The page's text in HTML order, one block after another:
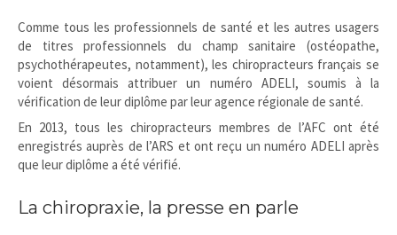
Comme tous les professionnels de santé et les autres usagers
de titres professionnels du champ sanitaire (ostéopathe,
psychothérapeutes, notamment), les chiropracteurs français se
voient désormais attribuer un numéro ADELI, soumis à la
vérification de leur diplôme par leur agence régionale de santé.
En 2013, tous les chiropracteurs membres de l’AFC ont été
enregistrés auprès de l’ARS et ont reçu un numéro ADELI après
que leur diplôme a été vérifié.
La chiropraxie, la presse en parle